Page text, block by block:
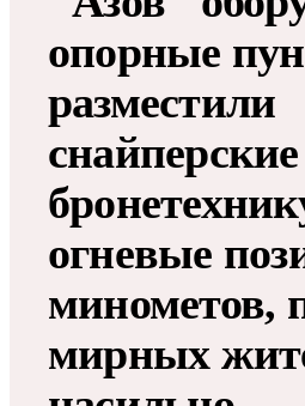
опорные
разместили
огневые
минометов,
мирных